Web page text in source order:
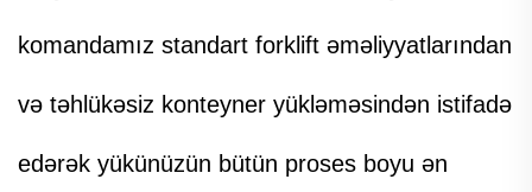
komandamız standart forklift əməliyyatlarından
və təhlükəsiz konteyner yükləməsindən istifadə
edərək yükünüzün bütün proses boyu ən